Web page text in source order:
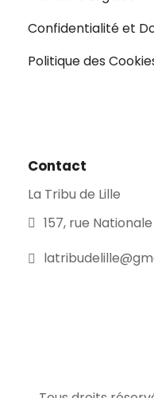
Confidentialité et
Politique des
Contact
La Tribu de Lille
157, rue